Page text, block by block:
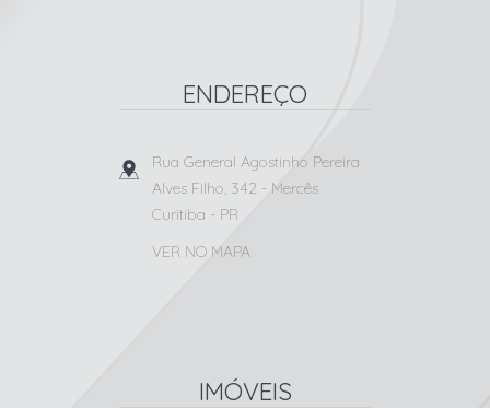
ENDEREÇO
Rua General Agostinho Pereira
Alves Filho, 342 - Mercês
Curitiba - PR
VER NO MAPA
IMÓVEIS